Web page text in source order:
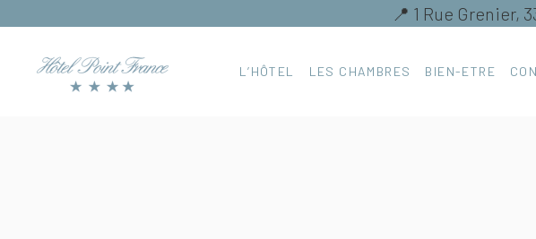
📍 1 Rue Grenier,
L’HÔTEL LES CHAMBRES BIEN-ETRE